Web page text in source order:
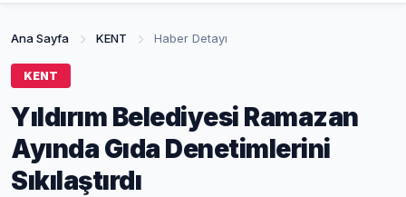
Ana Sayfa KENT Haber Detayı
KENT
Yıldırım Belediyesi Ramazan
Ayında Gıda Denetimlerini
Sıkılaştırdı